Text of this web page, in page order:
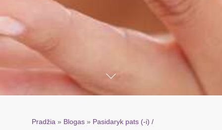
Pradžia » Blogas » Pasidaryk pats (-i) /